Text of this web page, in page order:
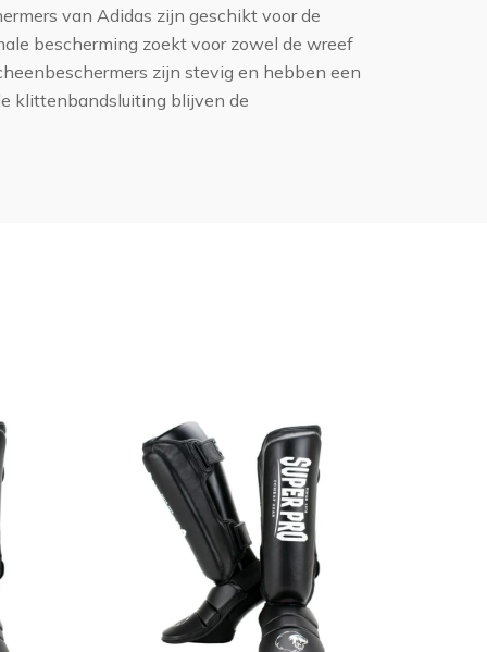
van Adidas zijn geschikt voor de
bescherming zoekt voor zowel de wreef
zijn stevig en hebben een
klittenbandsluiting blijven de